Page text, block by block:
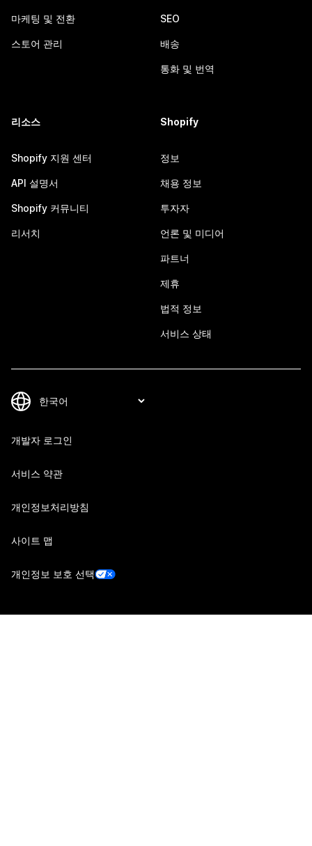
마케팅 및 전환
스토어 관리
SEO
배송
통화 및 번역
리소스
Shopify 지원 센터
API 설명서
Shopify 커뮤니티
리서치
Shopify
정보
채용 정보
투자자
언론 및 미디어
파트너
제휴
법적 정보
서비스 상태
개발자 로그인
서비스 약관
개인정보처리방침
사이트 맵
개인정보 보호 선택